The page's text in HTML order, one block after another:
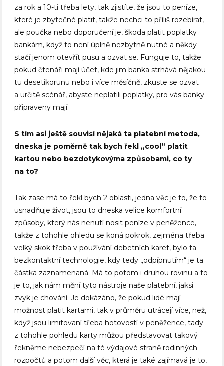
za rok a 10-ti třeba lety, tak zjistíte, že jsou to peníze,
které je zbytečné platit, takže nechci to příliš rozebírat,
ale poučka nebo doporučení je, škoda platit poplatky
bankám, když to není úplně nezbytně nutné a někdy
stačí jenom otevřít pusu a ozvat se. Funguje to, takže
pokud čtenáři mají účet, kde jim banka strhává nějakou
tu desetikorunu nebo i více měsíčně, zkuste se ozvat
a určitě scénář, abyste neplatili poplatky, pro vás banky
připraveny mají.
S tím asi ještě souvisí nějaká ta platební metoda,
dneska je poměrně tak bych řekl „cool“ platit
kartou nebo bezdotykovýma způsobami, co ty
na to?
Tak zase má to řekl bych 2 oblasti, jedna věc je to, že to
usnadňuje život, jsou to dneska velice komfortní
způsoby, který nás nenutí nosit peníze v peněžence,
takže z tohohle ohledu se koná pokrok, zejména třeba
velký skok třeba v používání debetních karet, bylo ta
bezkontaktní technologie, kdy tedy „odpípnutím“ je ta
částka zaznamenaná. Má to potom i druhou rovinu a to
je to, jak nám mění tyto nástroje naše platební, jaksi
zvyk je chování. Je dokázáno, že pokud lidé mají
možnost platit kartami, tak v průměru utrácejí více, než,
když jsou limitovaní třeba hotovostí v peněžence, tady
z tohohle pohledu karty můžou představovat takový
řekněme nebezpečí na té výdajové straně rodinných
rozpočtů a potom další věc, která je také zajímavá je to,